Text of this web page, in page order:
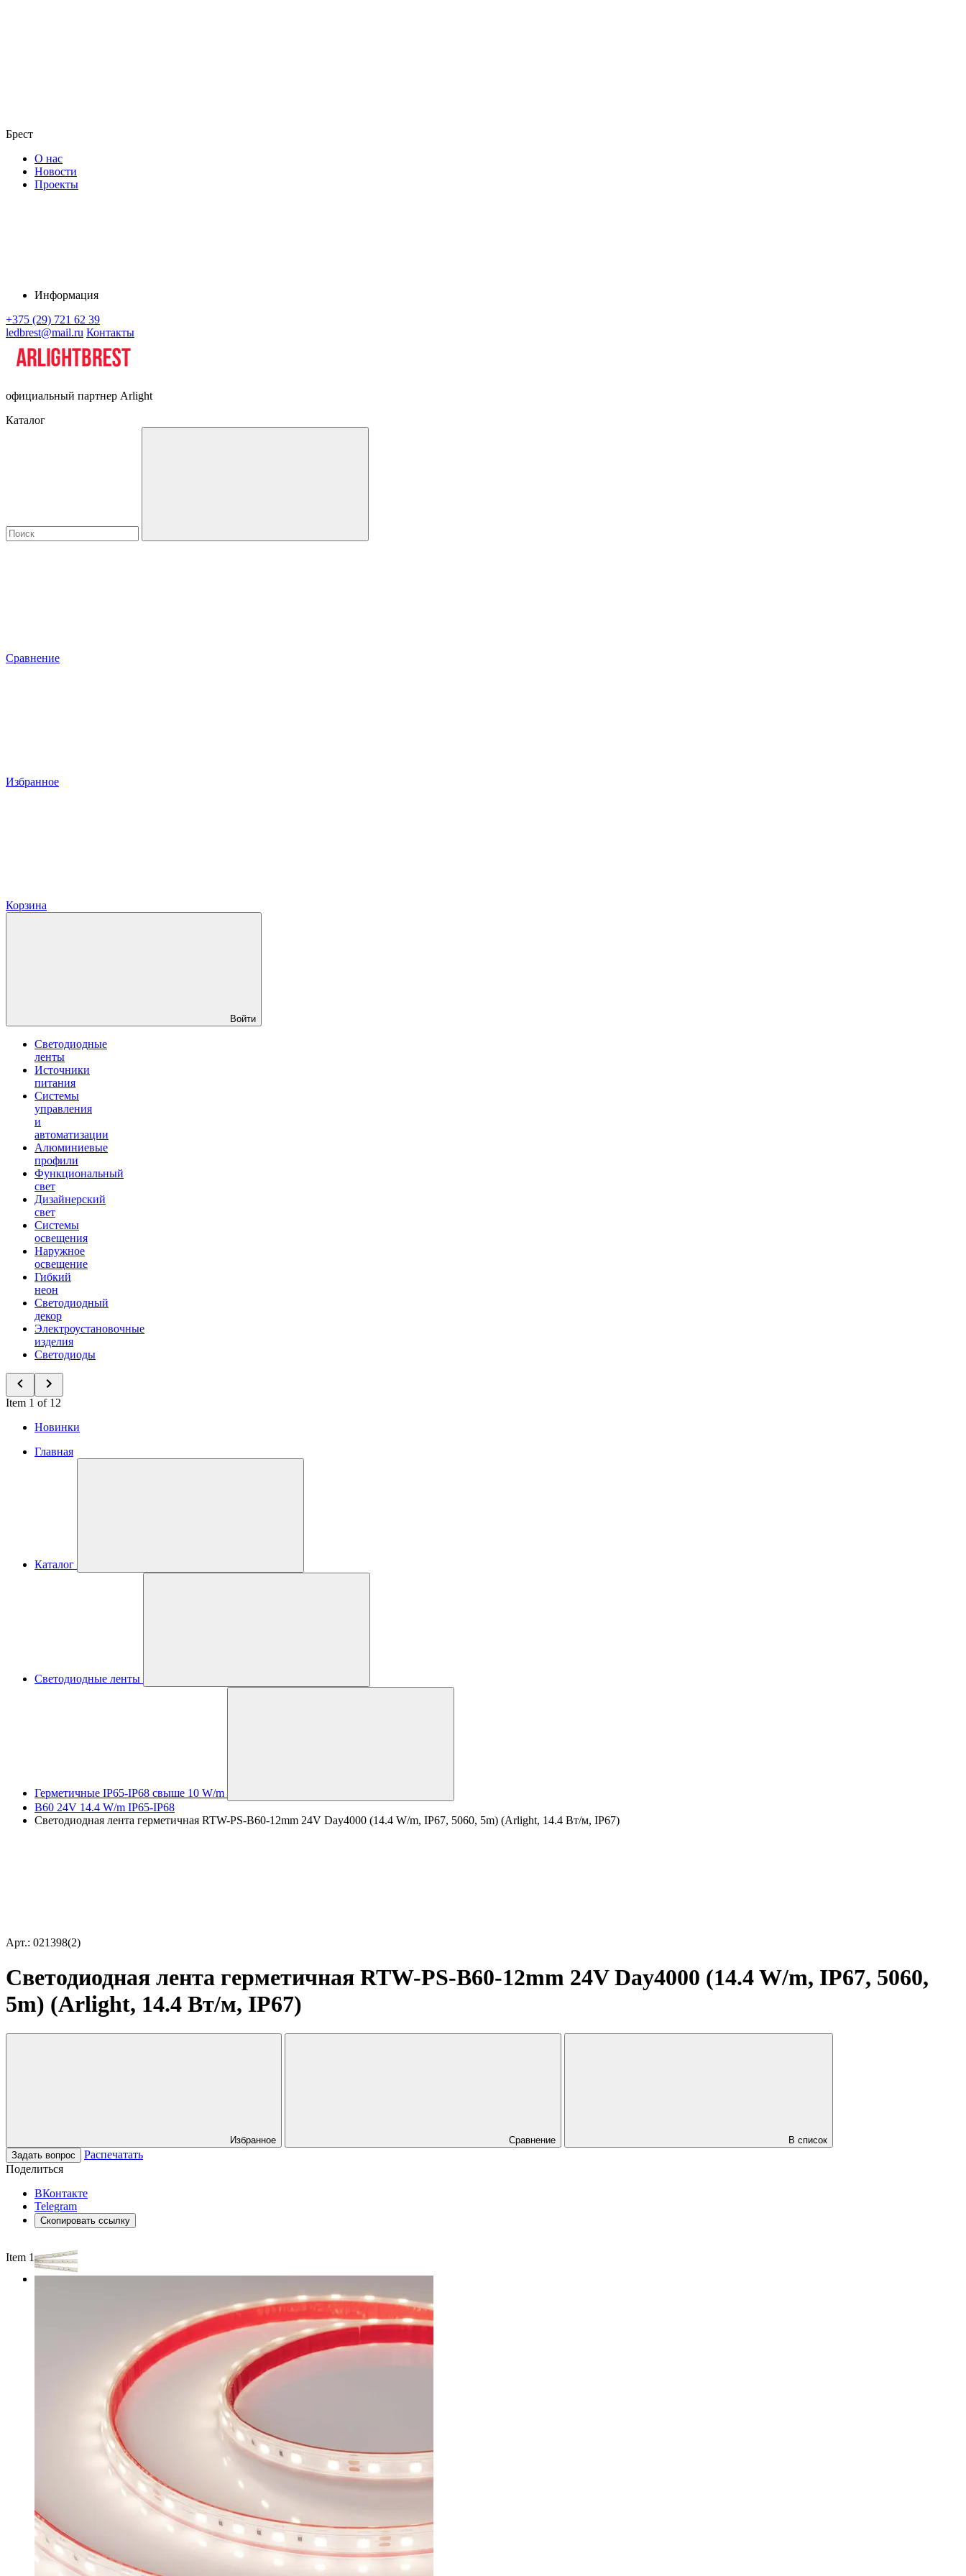
Брест
О нас
Новости
Проекты
Информация
+375 (29) 721 62 39
ledbrest@mail.ru Контакты
официальный партнер Arlight
Каталог
Сравнение
Избранное
Корзина
Войти
Светодиодные
ленты
Источники
питания
Системы
управления
и
автоматизации
Алюминиевые
профили
Функциональный
свет
Дизайнерский
свет
Системы
освещения
Наружное
освещение
Гибкий
неон
Светодиодный
декор
Электроустановочные
изделия
Светодиоды
Item 1 of 12
Новинки
Главная
Каталог
Светодиодные ленты
Герметичные IP65-IP68 свыше 10 W/m
B60 24V 14.4 W/m IP65-IP68
Светодиодная лента герметичная RTW-PS-B60-12mm 24V Day4000 (14.4 W/m, IP67, 5060, 5m) (Arlight, 14.4 Вт/м, IP67)
Арт.: 021398(2)
Светодиодная лента герметичная RTW-PS-B60-12mm 24V Day4000 (14.4 W/m, IP67, 5060,
5m) (Arlight, 14.4 Вт/м, IP67)
Избранное Сравнение
В список
Задать вопрос
Распечатать
Поделиться
ВКонтакте
Telegram
Скопировать ссылку
Item 1 of 2